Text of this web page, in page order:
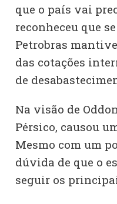
que o país vai
reconheceu que
Petrobras
das cotações
de
Na visão de
Pérsico, causou
Mesmo com um
dúvida de que o
seguir os